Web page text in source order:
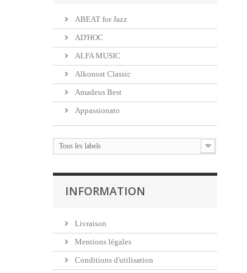
ABEAT for Jazz
AD'HOC
ALFA MUSIC
Alkonost Classic
Amadeus Best
Appassionato
Tous les labels
INFORMATION
Livraison
Mentions légales
Conditions d'utilisation